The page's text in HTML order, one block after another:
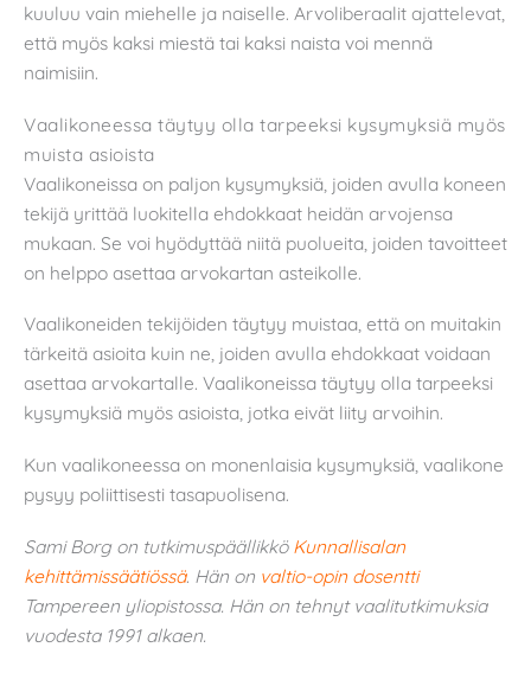
kuuluu vain miehelle ja naiselle. Arvoliberaalit ajattelevat,
että myös kaksi miestä tai kaksi naista voi mennä
naimisiin.
Vaalikoneessa täytyy olla tarpeeksi kysymyksiä myös
muista asioista
Vaalikoneissa on paljon kysymyksiä, joiden avulla koneen
tekijä yrittää luokitella ehdokkaat heidän arvojensa
mukaan. Se voi hyödyttää niitä puolueita, joiden tavoitteet
on helppo asettaa arvokartan asteikolle.
Vaalikoneiden tekijöiden täytyy muistaa, että on muitakin
tärkeitä asioita kuin ne, joiden avulla ehdokkaat voidaan
asettaa arvokartalle. Vaalikoneissa täytyy olla tarpeeksi
kysymyksiä myös asioista, jotka eivät liity arvoihin.
Kun vaalikoneessa on monenlaisia kysymyksiä, vaalikone
pysyy poliittisesti tasapuolisena.
Sami Borg on tutkimuspäällikkö Kunnallisalan
kehittämissäätiössä. Hän on valtio-opin dosentti
Tampereen yliopistossa. Hän on tehnyt vaalitutkimuksia
vuodesta 1991 alkaen.